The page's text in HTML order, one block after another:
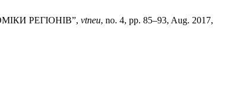
РЕГІОНІВ”, vtneu, no. 4, pp. 85–93, Aug. 2017,